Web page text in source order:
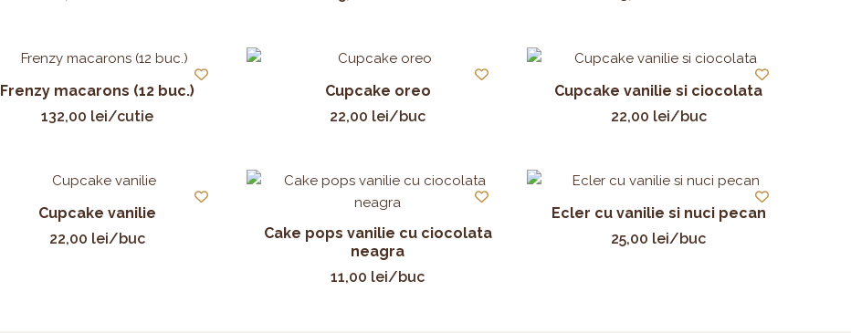
Frenzy macarons (12 buc.)
132,00 lei/cutie
Cupcake oreo
22,00 lei/buc
Cupcake vanilie si ciocolata
22,00 lei/buc
Cupcake vanilie
22,00 lei/buc
Cake pops vanilie cu ciocolata
neagra
11,00 lei/buc
Ecler cu vanilie si nuci pecan
25,00 lei/buc